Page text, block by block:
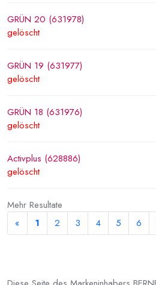
GRÜN 20 (631978)
gelöscht
GRÜN 19 (631977)
gelöscht
GRÜN 18 (631976)
gelöscht
Activplus (628886)
gelöscht
Mehr Resultate
«
1 2 3 4 5 6